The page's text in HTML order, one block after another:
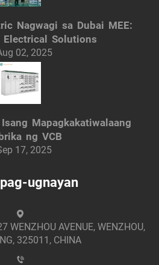
Nagwagi sa Dubai MEE:
Solutions
02, 2025
Mapagkakatiwalaang
ng VCB
17, 2025
ugnayan
WENZHOU AVENUE, WENZHOU,
325011, CHINA